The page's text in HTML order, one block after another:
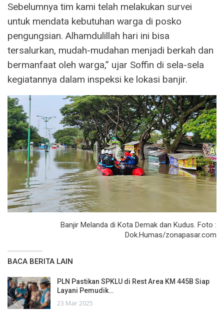
Sebelumnya tim kami telah melakukan survei
untuk mendata kebutuhan warga di posko
pengungsian. Alhamdulillah hari ini bisa
tersalurkan, mudah-mudahan menjadi berkah dan
bermanfaat oleh warga,” ujar Soffin di sela-sela
kegiatannya dalam inspeksi ke lokasi banjir.
Banjir Melanda di Kota Demak dan Kudus. Foto :
Dok.Humas/zonapasar.com
BACA BERITA LAIN
PLN Pastikan SPKLU di Rest Area KM 445B Siap
Layani Pemudik…
23 Mar 2025